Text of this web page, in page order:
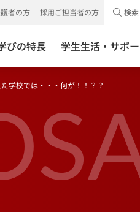
びの特長 学生生活・サポ
者の方 採用ご担当者の方 検索
学校では・・・何が！！？？